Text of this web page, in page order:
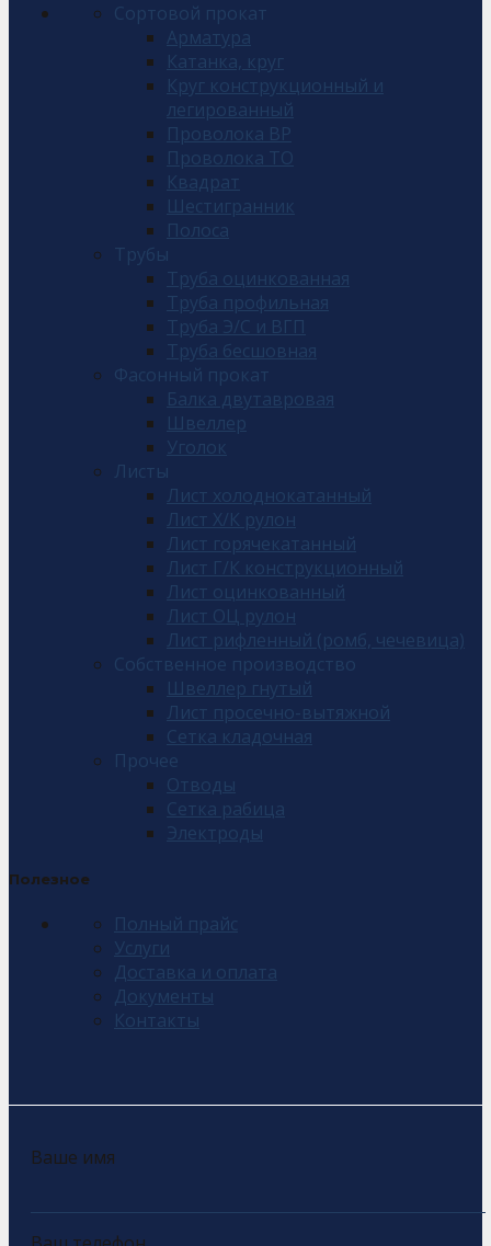
Сортовой прокат
Арматура
Катанка, круг
Круг конструкционный и
легированный
Проволока ВР
Проволока ТО
Квадрат
Шестигранник
Полоса
Трубы
Труба оцинкованная
Труба профильная
Труба Э/С и ВГП
Труба бесшовная
Фасонный прокат
Балка двутавровая
Швеллер
Уголок
Листы
Лист холоднокатанный
Лист Х/К рулон
Лист горячекатанный
Лист Г/К конструкционный
Лист оцинкованный
Лист ОЦ рулон
Лист рифленный (ромб, чечевица)
Собственное производство
Швеллер гнутый
Лист просечно-вытяжной
Сетка кладочная
Прочее
Отводы
Сетка рабица
Электроды
Полезное
Полный прайс
Услуги
Доставка и оплата
Документы
Контакты
Ваше имя